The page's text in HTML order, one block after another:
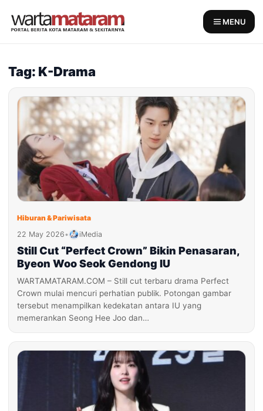
MENU
Tag: K-Drama
Hiburan & Pariwisata
22 May 2026• iMedia
Still Cut “Perfect Crown” Bikin Penasaran,
Byeon Woo Seok Gendong IU
WARTAMATARAM.COM – Still cut terbaru drama Perfect
Crown mulai mencuri perhatian publik. Potongan gambar
tersebut menampilkan kedekatan antara IU yang
memerankan Seong Hee Joo dan…